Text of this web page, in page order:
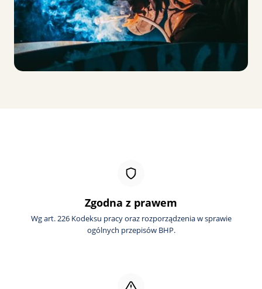
Zgodna z prawem
Wg art. 226 Kodeksu pracy oraz rozporządzenia w sprawie
ogólnych przepisów BHP.